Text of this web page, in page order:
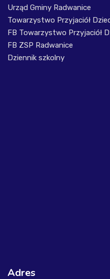
Urząd Gminy Radwanice
Towarzystwo Przyjaciół
FB Towarzystwo Przyjaciół
FB ZSP Radwanice
Dziennik szkolny
Adres